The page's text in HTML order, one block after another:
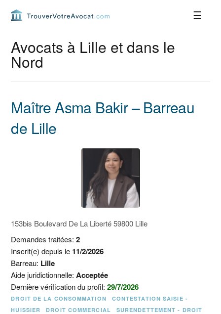
navigation
principale
principal
barre
latérale
principale
pageAvocats à Lille et dans le
Nord
Maître Asma Bakir – Barreau
de Lille
153bis Boulevard De La Liberté 59800 Lille
Demandes traitées:2
Inscrit(e) depuis le 11/2/2026
Barreau: Lille
Aide juridictionnelle:Acceptée
Dernière vérification du profil:29/7/2026
DROIT DE LA CONSOMMATION
CONTESTATION SAISIE -
HUISSIER
DROIT COMMERCIAL
SURENDETTEMENT - DROIT